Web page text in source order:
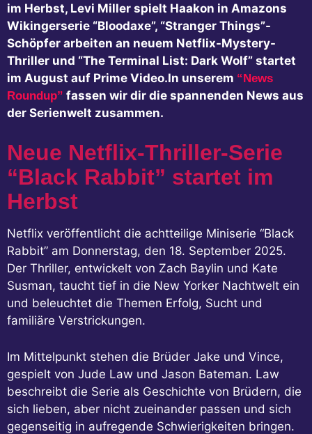
im Herbst, Levi Miller spielt Haakon in Amazons
Wikingerserie “Bloodaxe”, “Stranger Things”-
Schöpfer arbeiten an neuem Netflix-Mystery-
Thriller und “The Terminal List: Dark Wolf” startet
im August auf Prime Video.In unserem “News
Roundup” fassen wir dir die spannenden News aus
der Serienwelt zusammen.
Neue Netflix-Thriller-Serie
“Black Rabbit” startet im
Herbst
Netflix veröffentlicht die achtteilige Miniserie “Black
Rabbit” am Donnerstag, den 18. September 2025.
Der Thriller, entwickelt von Zach Baylin und Kate
Susman, taucht tief in die New Yorker Nachtwelt ein
und beleuchtet die Themen Erfolg, Sucht und
familiäre Verstrickungen.
Im Mittelpunkt stehen die Brüder Jake und Vince,
gespielt von Jude Law und Jason Bateman. Law
beschreibt die Serie als Geschichte von Brüdern, die
sich lieben, aber nicht zueinander passen und sich
gegenseitig in aufregende Schwierigkeiten bringen.